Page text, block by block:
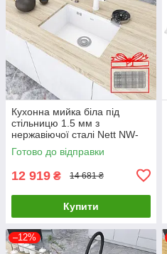
Кухонна мийка біла під
стільницю 1.5 мм з
нержавіючої сталі Nett NW-
5742
Готово до відправки
12 919 ₴ 14 681 ₴
Купити
–12%